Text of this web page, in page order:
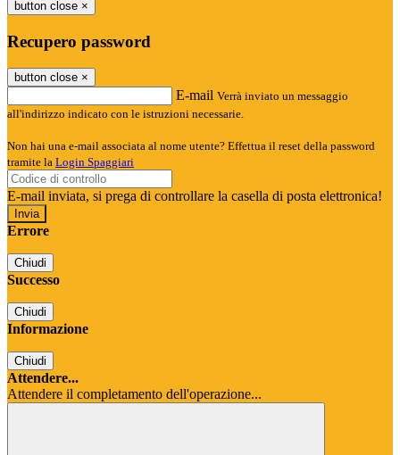
button close ×
Recupero password
button close ×
E-mail Verrà inviato un messaggio
all'indirizzo indicato con le istruzioni necessarie.
Non hai una e-mail associata al nome utente? Effettua il reset della password
tramite la Login Spaggiari
E-mail inviata, si prega di controllare la casella di posta elettronica!
Errore
Chiudi
Successo
Chiudi
Informazione
Chiudi
Attendere...
Attendere il completamento dell'operazione...